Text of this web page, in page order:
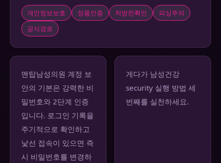
개인정보보호 정품인증 처방전확인
피싱주의
공식경로
맨탑남성의원 계정 보
안의 기본은 강력한 비
밀번호와 2단계 인증
입니다. 로그인 기록을
주기적으로 확인하고
낯선 접속이 있으면 즉
시 비밀번호를 변경하
게다가 남성건강
security 실행 방법 세
번째를 실천하세요.